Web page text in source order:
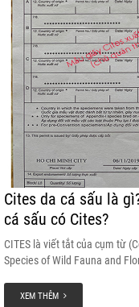
Cites da cá sấu là
cá sấu có Cites?
CITES là viết tắt của cụm từ
Species of Wild Fauna and
vào Công ước CITES năm
XEM THÊM